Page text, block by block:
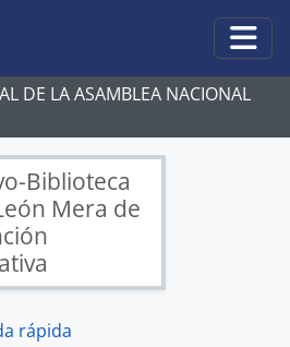
DE LA ASAMBLEA NACIONAL
Biblioteca
Mera de
rápida